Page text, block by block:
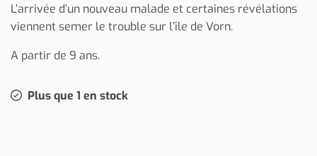
L’arrivée d’un nouveau malade et certaines révélations
viennent semer le trouble sur l’île de Vorn.
A partir de 9 ans.
Plus que 1 en stock